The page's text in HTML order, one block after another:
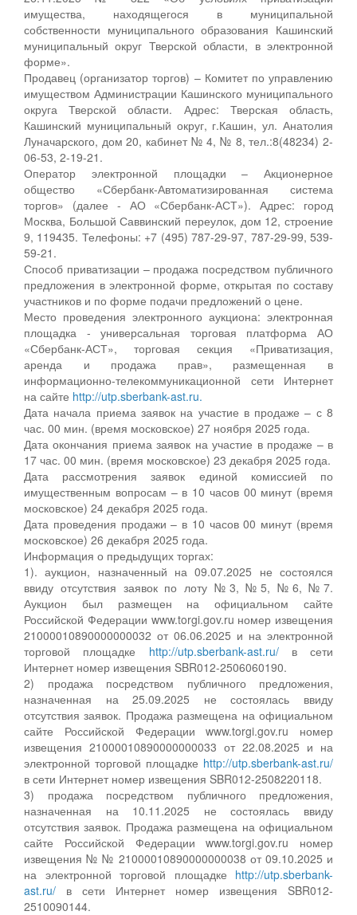
имущества, находящегося в муниципальной
собственности муниципального образования Кашинский
муниципальный округ Тверской области, в электронной
форме».
Продавец (организатор торгов) – Комитет по управлению
имуществом Администрации Кашинского муниципального
округа Тверской области. Адрес: Тверская область,
Кашинский муниципальный округ, г.Кашин, ул. Анатолия
Луначарского, дом 20, кабинет № 4, № 8, тел.:8(48234) 2-
06-53, 2-19-21.
Оператор электронной площадки – Акционерное
общество «Сбербанк-Автоматизированная система
торгов» (далее - АО «Сбербанк-АСТ»). Адрес: город
Москва, Большой Саввинский переулок, дом 12, строение
9, 119435. Телефоны: +7 (495) 787-29-97, 787-29-99, 539-
59-21.
Способ приватизации – продажа посредством публичного
предложения в электронной форме, открытая по составу
участников и по форме подачи предложений о цене.
Место проведения электронного аукциона: электронная
площадка - универсальная торговая платформа АО
«Сбербанк-АСТ», торговая секция «Приватизация,
аренда и продажа прав», размещенная в
информационно-телекоммуникационной сети Интернет
на сайте http://utp.sberbank-ast.ru.
Дата начала приема заявок на участие в продаже – с 8
час. 00 мин. (время московское) 27 ноября 2025 года.
Дата окончания приема заявок на участие в продаже – в
17 час. 00 мин. (время московское) 23 декабря 2025 года.
Дата рассмотрения заявок единой комиссией по
имущественным вопросам – в 10 часов 00 минут (время
московское) 24 декабря 2025 года.
Дата проведения продажи – в 10 часов 00 минут (время
московское) 26 декабря 2025 года.
Информация о предыдущих торгах:
1). аукцион, назначенный на 09.07.2025 не состоялся
ввиду отсутствия заявок по лоту №3, №5, №6, №7.
Аукцион был размещен на официальном сайте
Российской Федерации www.torgi.gov.ru номер извещения
21000010890000000032 от 06.06.2025 и на электронной
торговой площадке http://utp.sberbank-ast.ru/в сети
Интернет номер извещения SBR012-2506060190.
2) продажа посредством публичного предложения,
назначенная на 25.09.2025 не состоялась ввиду
отсутствия заявок. Продажа размещена на официальном
сайте Российской Федерации www.torgi.gov.ru номер
извещения 21000010890000000033 от 22.08.2025 и на
электронной торговой площадке http://utp.sberbank-ast.ru/
в сети Интернет номер извещения SBR012-2508220118.
3) продажа посредством публичного предложения,
назначенная на 10.11.2025 не состоялась ввиду
отсутствия заявок. Продажа размещена на официальном
сайте Российской Федерации www.torgi.gov.ru номер
извещения № № 21000010890000000038 от 09.10.2025 и
на электронной торговой площадке http://utp.sberbank-
ast.ru/ в сети Интернет номер извещения SBR012-
2510090144.